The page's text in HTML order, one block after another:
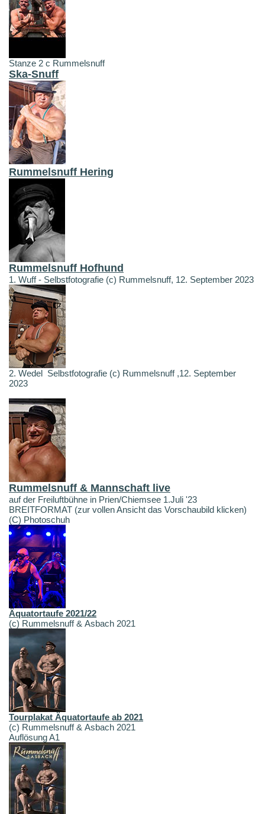
Stanze 2 c Rummelsnuff
Ska-Snuff
Rummelsnuff Hering
Rummelsnuff Hofhund
1. Wuff - Selbstfotografie (c) Rummelsnuff, 12. September 2023
2. Wedel Selbstfotografie (c) Rummelsnuff ,12. September
2023
Rummelsnuff & Mannschaft live
auf der Freiluftbühne in Prien/Chiemsee 1.Juli '23
BREITFORMAT (zur vollen Ansicht das Vorschaubild klicken)
(C) Photoschuh
Äquatortaufe 2021/22
(c) Rummelsnuff & Asbach 2021
Tourplakat Äquatortaufe ab 2021
(c) Rummelsnuff & Asbach 2021
Auflösung A1